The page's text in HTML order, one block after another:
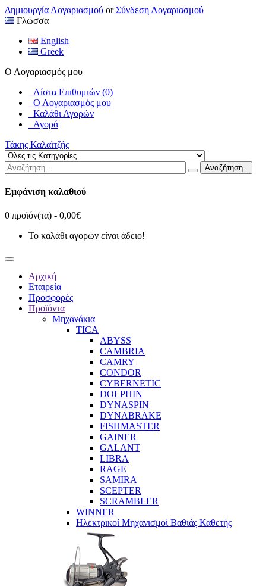
Δημιουργία Λογαριασμού orΣύνδεση Λογαριασμού
Γλώσσα
English
Greek
Ο Λογαριασμός μου
Λίστα Επιθυμιών (0)
Ο Λογαριασμός μου
Καλάθι Αγορών
Αγορά
Τάκης Καλαϊτζής
Αναζήτηση..
Εμφάνιση καλαθιού
0 προϊόν(τα) - 0,00€
Το καλάθι αγορών είναι άδειο!
Αρχική
Εταιρεία
Προσφορές
Προϊόντα
Μηχανάκια
TICA
ABYSS
CAMBRIA
CAMRY
CONDOR
CYBERNETIC
DOLPHIN
DYNASPIN
DYNABRAKE
FISHMASTER
GAINER
GALANT
LIBRA
RAGE
SAMIRA
SCEPTER
SCRAMBLER
WINNER
Ηλεκτρικοί Μηχανισμοί Βαθιάς Καθετής